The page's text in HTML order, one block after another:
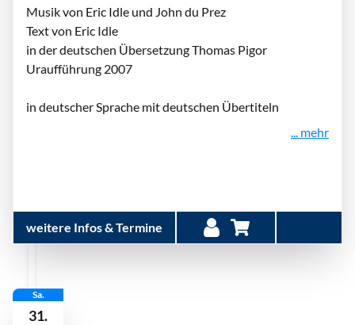
Musik von Eric Idle und John du Prez
Text von Eric Idle
in der deutschen Übersetzung Thomas Pigor
Uraufführung 2007
in deutscher Sprache mit deutschen Übertiteln
... mehr
weitere Infos & Termine
Sa.
31.